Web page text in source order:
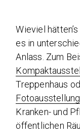
Wieviel
es in
Anlass. Zum
Treppenhaus
Fotoausstellung
Kranken- und
öffentlichen